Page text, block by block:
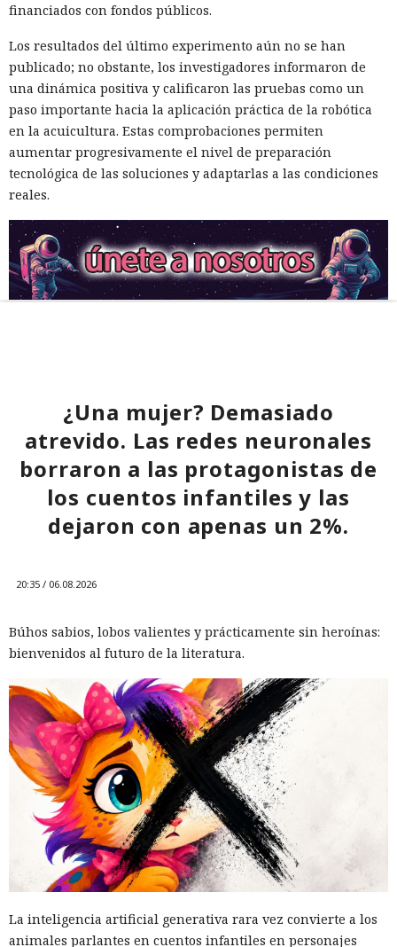
financiados con fondos públicos.
Los resultados del último experimento aún no se han
publicado; no obstante, los investigadores informaron de
una dinámica positiva y calificaron las pruebas como un
paso importante hacia la aplicación práctica de la robótica
en la acuicultura. Estas comprobaciones permiten
aumentar progresivamente el nivel de preparación
tecnológica de las soluciones y adaptarlas a las condiciones
reales.
¿Una mujer? Demasiado
atrevido. Las redes neuronales
borraron a las protagonistas de
los cuentos infantiles y las
dejaron con apenas un 2%.
20:35 / 06.08.2026
Búhos sabios, lobos valientes y prácticamente sin heroínas:
bienvenidos al futuro de la literatura.
La inteligencia artificial generativa rara vez convierte a los
animales parlantes en cuentos infantiles en personajes